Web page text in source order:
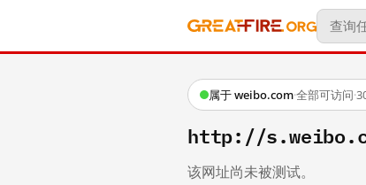
属于 weibo.com·全部可访问·
http://
该网址尚未被测试。